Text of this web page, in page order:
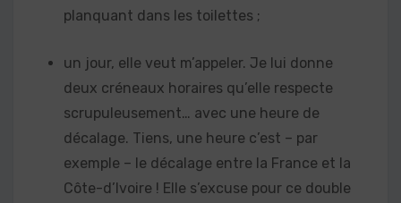
planquant dans les toilettes ;
un jour, elle veut m’appeler. Je lui donne
deux créneaux horaires qu’elle respecte
scrupuleusement… avec une heure de
décalage. Tiens, une heure c’est – par
exemple – le décalage entre la France et la
Côte-d’Ivoire ! Elle s’excuse pour ce double